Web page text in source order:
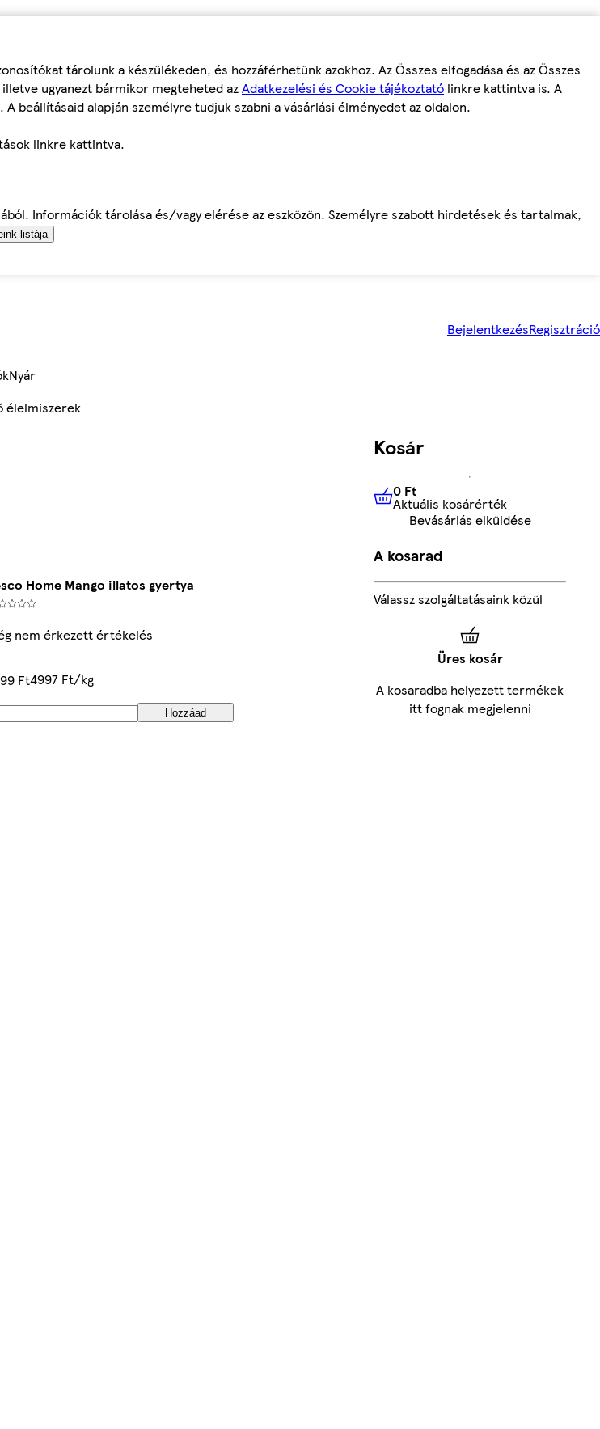
tárolunk a készülékeden, és hozzáférhetünk azokhoz. Az Összes elfogadása és az Összes
ugyanezt bármikor megteheted azAdatkezelési és Cookie tájékoztató linkre kattintva is. A
beállításaid alapján személyre tudjuk szabni a vásárlási élményedet az oldalon.
linkre kattintva.
Információk tárolása és/vagy elérése az eszközön. Személyre szabott hirdetések és tartalmak,
listája
BejelentkezésRegisztráció
Nyár
élelmiszerek
Home Mango illatos gyertya
nem érkezett értékelés
Ft4997 Ft/kg
Hozzáad
Kosár
0 FtAktuális kosárérték
0 Ft
Aktuális kosárérték
Bevásárlás elküldése
A kosarad
Válassz szolgáltatásaink közül
Üres kosár
A kosaradba helyezett termékek
itt fognak megjelenni